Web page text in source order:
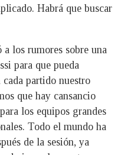
Habrá que buscar
los rumores sobre una
para que pueda
cada partido nuestro
que hay cansancio
los equipos grandes
Todo el mundo ha
de la sesión, ya